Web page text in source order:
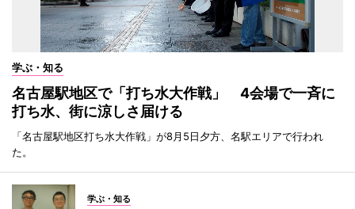
学ぶ・知る
名古屋駅地区で「打ち水大作戦」 4会場で一斉に
打ち水、街に涼しさ届ける
「名古屋駅地区打ち水大作戦」が8月5日夕方、名駅エリアで行われ
た。
学ぶ・知る